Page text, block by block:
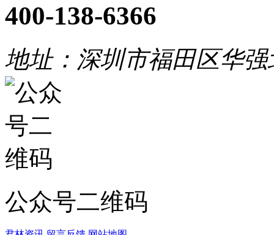
400-138-6366
地址：深圳市福田区华
公众号二维码